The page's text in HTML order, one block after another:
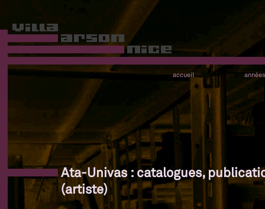
accueil années
Ata-Univas : catalogues,
(artiste)